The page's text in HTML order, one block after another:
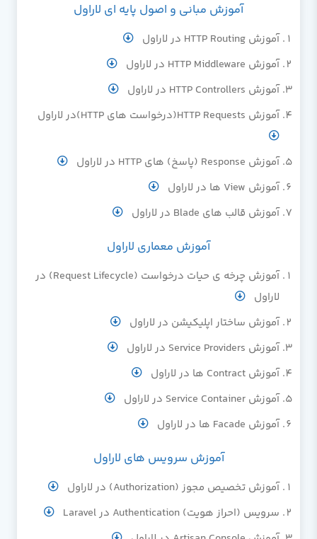
آموزش مبانی و اصول پایه ای لاراول
آموزش HTTP Routing در لاراول
آموزش HTTP Middleware در لاراول
آموزش HTTP Controllers در لاراول
آموزش HTTP Requests(درخواست های HTTP)در لاراول
آموزش Response (پاسخ) های HTTP در لاراول
آموزش View ها در لاراول
آموزش قالب های Blade در لاراول
آموزش معماری لاراول
آموزش چرخه ی حیات درخواست (Request Lifecycle) در
لاراول
آموزش ساختار اپلیکیشن در لاراول
آموزش Service Providers در لاراول
آموزش Contract ها در لاراول
آموزش Service Container در لاراول
آموزش Facade ها در لاراول
آموزش سرویس های لاراول
آموزش تخصیص مجوز (Authorization) در لاراول
سرویس (احراز هویت) Authentication در Laravel